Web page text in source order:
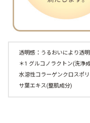
透明感：うるおいにより透
＊1 グルコノラクトン(洗
水溶性コラーゲンクロスポ
サ葉エキス(整肌成分)